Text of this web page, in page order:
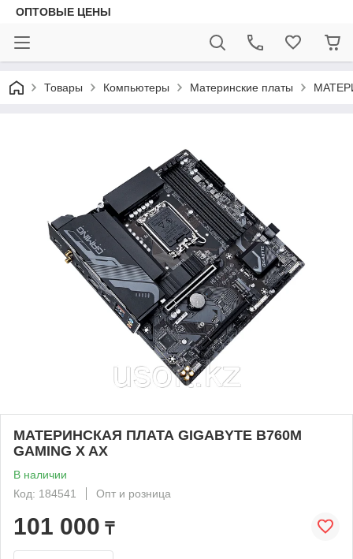
ОПТОВЫЕ ЦЕНЫ
Товары Компьютеры Материнские платы
МАТЕРИНСКАЯ ПЛАТА GIGABYTE B760M
GAMING X AX
В наличии
Код: 184541
Опт и розница
101 000 ₸